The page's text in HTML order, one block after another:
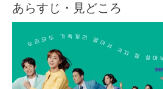
あらすじ・見どころ